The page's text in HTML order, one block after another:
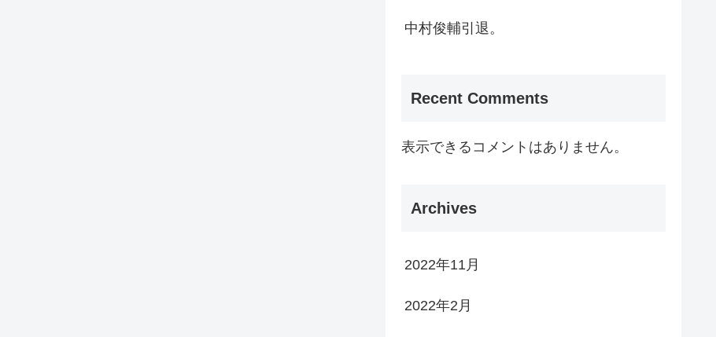
中村俊輔引退。
Recent Comments
表示できるコメントはありません。
Archives
2022年11月
2022年2月